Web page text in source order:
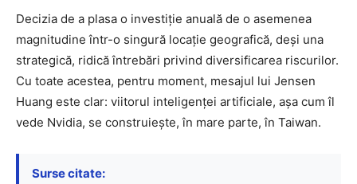
Decizia de a plasa o investiție anuală de o asemenea
magnitudine într-o singură locație geografică, deși una
strategică, ridică întrebări privind diversificarea riscurilor.
Cu toate acestea, pentru moment, mesajul lui Jensen
Huang este clar: viitorul inteligenței artificiale, așa cum îl
vede Nvidia, se construiește, în mare parte, în Taiwan.
Surse citate: